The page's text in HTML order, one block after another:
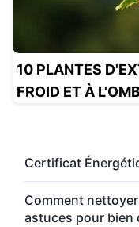
10 PLANTES
FROID ET À
Certificat
Comment
astuces pour bien